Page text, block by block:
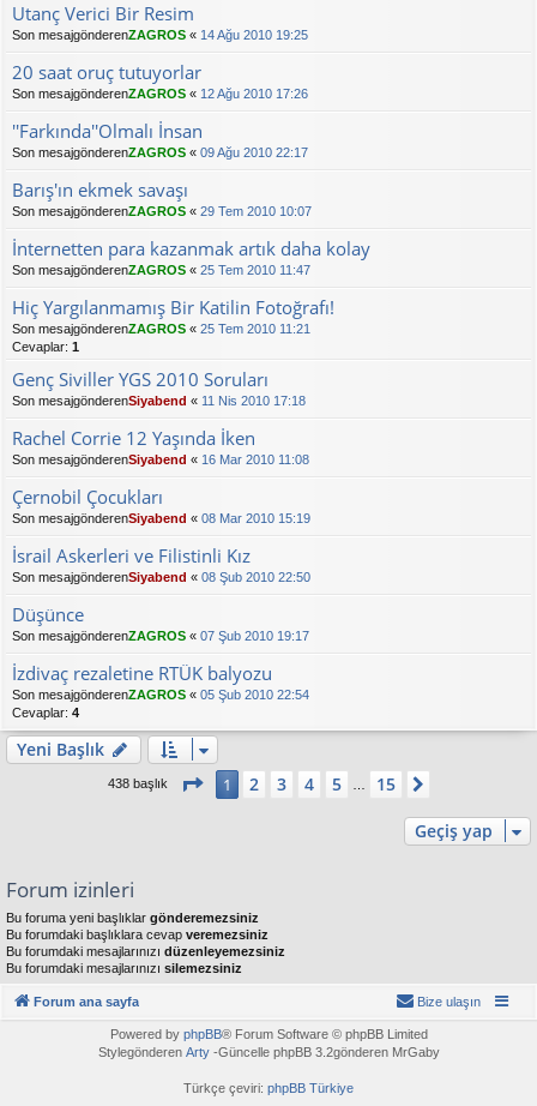
Utanç Verici Bir Resim
Son mesajgönderenZAGROS « 14 Ağu 2010 19:25
20 saat oruç tutuyorlar
Son mesajgönderenZAGROS « 12 Ağu 2010 17:26
''Farkında''Olmalı İnsan
Son mesajgönderenZAGROS « 09 Ağu 2010 22:17
Barış'ın ekmek savaşı
Son mesajgönderenZAGROS « 29 Tem 2010 10:07
İnternetten para kazanmak artık daha kolay
Son mesajgönderenZAGROS « 25 Tem 2010 11:47
Hiç Yargılanmamış Bir Katilin Fotoğrafı!
Son mesajgönderenZAGROS « 25 Tem 2010 11:21
Cevaplar: 1
Genç Siviller YGS 2010 Soruları
Son mesajgönderenSiyabend « 11 Nis 2010 17:18
Rachel Corrie 12 Yaşında İken
Son mesajgönderenSiyabend « 16 Mar 2010 11:08
Çernobil Çocukları
Son mesajgönderenSiyabend « 08 Mar 2010 15:19
İsrail Askerleri ve Filistinli Kız
Son mesajgönderenSiyabend « 08 Şub 2010 22:50
Düşünce
Son mesajgönderenZAGROS « 07 Şub 2010 19:17
İzdivaç rezaletine RTÜK balyozu
Son mesajgönderenZAGROS « 05 Şub 2010 22:54
Cevaplar: 4
Yeni Başlık
438 başlık 1 . sayfa (Toplam15sayfa)
1 2 3 4 5 15
Geçiş yap
Forum izinleri
Bu foruma yeni başlıklar gönderemezsiniz
Bu forumdaki başlıklara cevap veremezsiniz
Bu forumdaki mesajlarınızı düzenleyemezsiniz
Bu forumdaki mesajlarınızı silemezsiniz
Forum ana sayfa Bize ulaşın
Powered by phpBB® Forum Software © phpBB Limited
Stylegönderen Arty-Güncelle phpBB 3.2gönderen MrGaby
Türkçe çeviri: phpBB Türkiye